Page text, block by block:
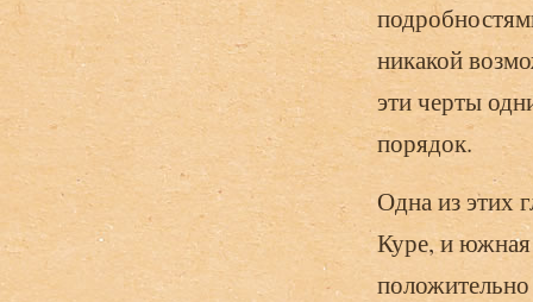
никакой
эти черты
порядок.
Одна из этих
Куре, и